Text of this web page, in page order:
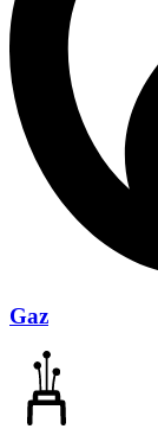
Gaz